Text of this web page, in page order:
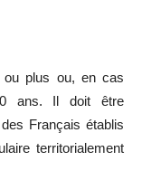
ou plus ou, en cas
ans. Il doit être
Français établis
territorialement